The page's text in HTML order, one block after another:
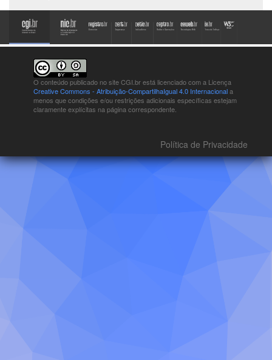
O conteúdo publicado no site CGI.br está licenciado com a Licença
Creative Commons - Atribuição-CompartilhaIgual 4.0 Internacionala
menos que condições e/ou restrições adicionais específicas estejam
claramente explícitas na página correspondente.
Política de Privacidade